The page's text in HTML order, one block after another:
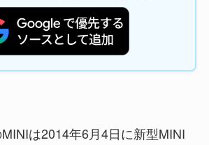
は2014年6月4日に新型MINI